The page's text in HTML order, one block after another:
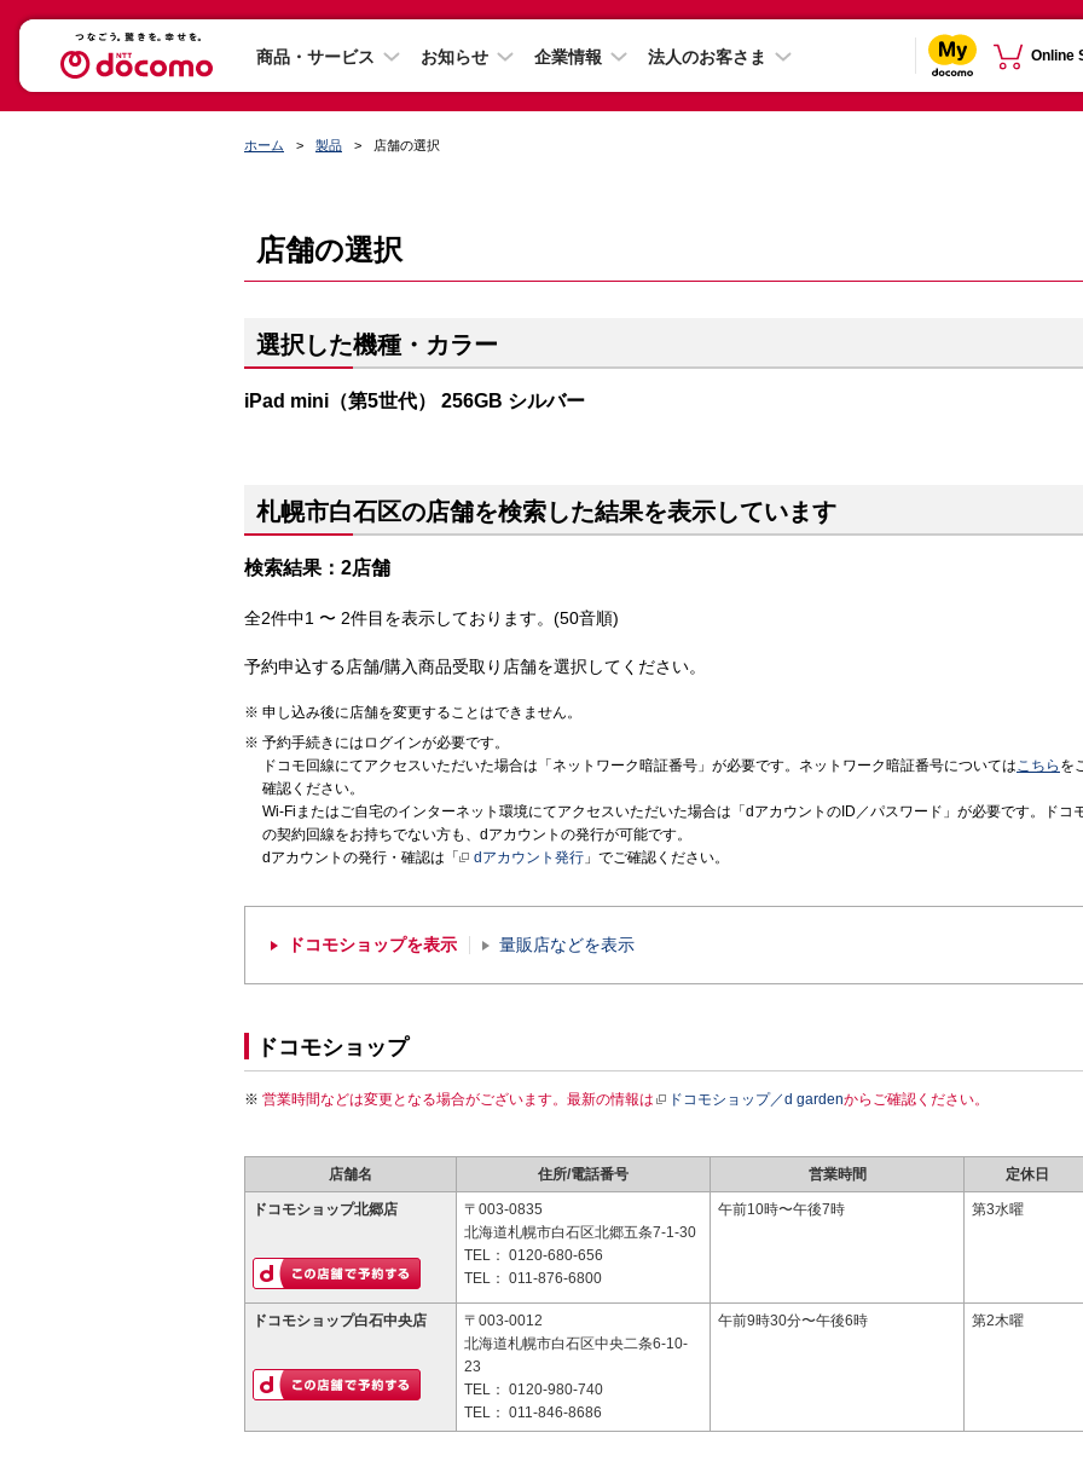
商品・サービス お知らせ 企業情報 法人のお客さま Online
ホーム 製品 店舗の選択
店舗の選択
選択した機種・カラー
iPad mini（第5世代） 256GB シルバー
札幌市白石区の店舗を検索した結果を表示しています
検索結果：2店舗
全2件中1 〜 2件目を表示しております。(50音順)
予約申込する店舗/購入商品受取り店舗を選択してください。
申し込み後に店舗を変更することはできません。
予約手続きにはログインが必要です。
ドコモ回線にてアクセスいただいた場合は「ネットワーク暗証番号」が必要です。ネットワーク暗証番号についてはこちら を
確認ください。
Wi-Fiまたはご自宅のインターネット環境にてアクセスいただいた場合は「dアカウントのID／パスワード」が必要です。ドコ
の契約回線をお持ちでない方も、dアカウントの発行が可能です。
dアカウントの発行・確認は「
dアカウント発行 」でご確認ください。
ドコモショップを表示 量販店などを表示
ドコモショップ
営業時間などは変更となる場合がございます。最新の情報は ドコモショップ／d gardenからご確認ください。
店舗名 住所/電話番号 営業時間 定休日
ドコモショップ北郷店
〒003-0835
北海道札幌市白石区北郷五条7-1-30
TEL： 0120-680-656
TEL： 011-876-6800
午前10時〜午後7時 第3水曜
ドコモショップ白石中央店
〒003-0012
北海道札幌市白石区中央二条6-10-
23
TEL： 0120-980-740
TEL： 011-846-8686
午前9時30分〜午後6時 第2木曜